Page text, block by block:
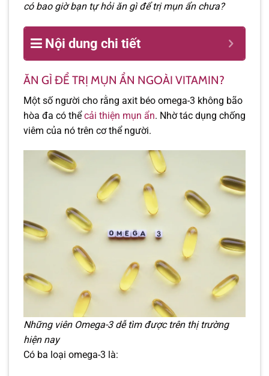
có bao giờ bạn tự hỏi ăn gì để trị mụn ẩn chưa?
Nội dung chi tiết
ĂN GÌ ĐỂ TRỊ MỤN ẨN NGOÀI VITAMIN?
Một số người cho rằng axit béo omega-3 không bão
hòa đa có thểcải thiện mụn ẩn. Nhờ tác dụng chống
viêm của nó trên cơ thể người.
Những viên Omega-3 dễ tìm được trên thị trường
hiện nay
Có ba loại omega-3 là: